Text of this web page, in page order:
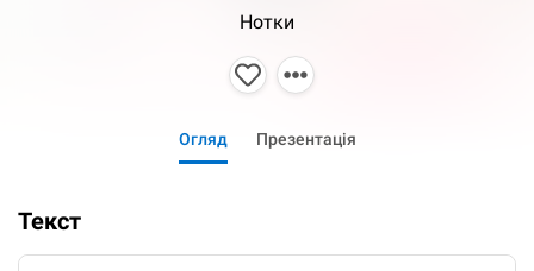
Нотки
Огляд Презентація
Текст